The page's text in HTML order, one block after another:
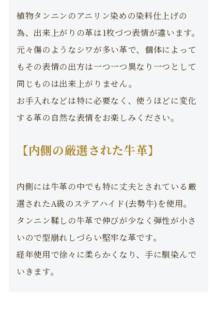
植物タンニンのアニリン染めの染料仕上げの
為、出来上がりの革は1枚づつ表情が違います。
元々傷のようなシワが多い革で、個体によって
もその表情の出方は一つ一つ異なり一つとして
同じものは出来上がりません。
お手入れなどは特に必要なく、使うほどに変化
する革の自然な表情をお楽しみください。
【内側の厳選された牛革】
内側には牛革の中でも特に丈夫とされている厳
選されたA級のステアハイド(去勢牛)を使用。
タンニン鞣しの牛革で伸びが少なく弾性が小さ
いので型崩れしづらい堅牢な革です。
経年使用で徐々に柔らかくなり、手に馴染んで
いきます。